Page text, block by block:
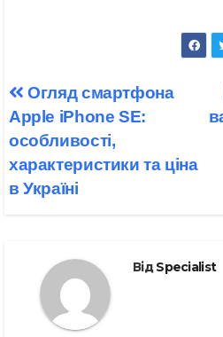
Навігація
записів
Огляд смартфона
Apple iPhone SE:
особливості,
характеристики та ціна
в Україні
ВідSpecialist